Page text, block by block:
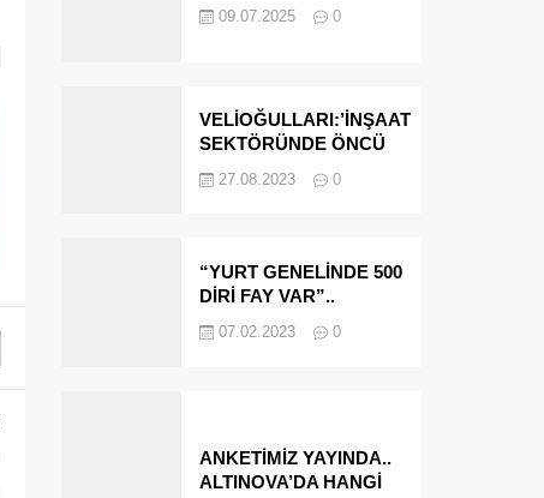
MİRASÇILARI
09.07.2025 0
VELİOĞULLARI:’İNŞAAT
SEKTÖRÜNDE ÖNCÜ
EDECEĞİZ’
27.08.2023 0
“YURT GENELİNDE 500
DİRİ FAY VAR”..
ÇINARCIK..
07.02.2023 0
ANKETİMİZ YAYINDA..
ALTINOVA’DA HANGİ